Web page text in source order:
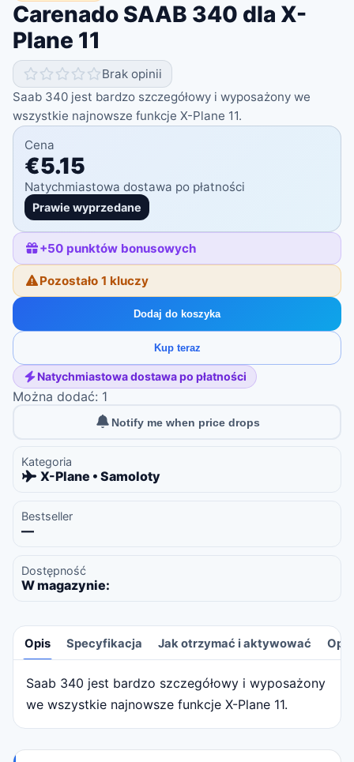
Carenado SAAB 340 dla X-
Plane 11
Brak opinii
Saab 340 jest bardzo szczegółowy i wyposażony we
wszystkie najnowsze funkcje X-Plane 11.
Cena
€5.15
Natychmiastowa dostawa po płatności
Prawie wyprzedane
+50 punktów bonusowych
Pozostało 1 kluczy
Dodaj do koszyka
Kup teraz
Natychmiastowa dostawa po płatności
Można dodać: 1
Notify me when price drops
Kategoria
X-Plane • Samoloty
Bestseller
—
Dostępność
W magazynie:
Opis Specyfikacja Jak otrzymać i aktywować
Opis
Saab 340 jest bardzo szczegółowy i wyposażony
we wszystkie najnowsze funkcje X-Plane 11.